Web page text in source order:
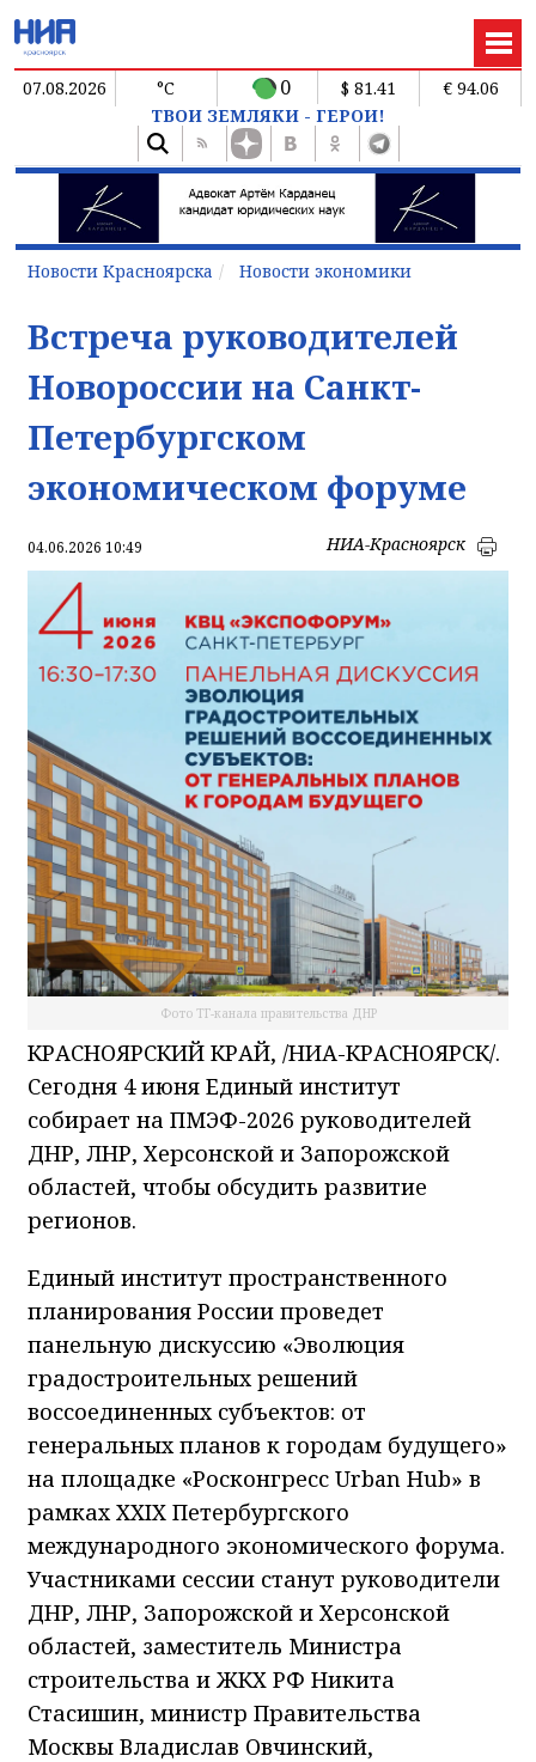
07.08.2026 °C 0 $ 81.41
€ 94.06
ТВОИ ЗЕМЛЯКИ - ГЕРОИ!
Новости Красноярска Новости экономики
Встреча руководителей
Новороссии на Санкт-
Петербургском
экономическом форуме
04.06.2026 10:49 НИА-Красноярск
Фото ТГ-канала правительства ДНР
КРАСНОЯРСКИЙ КРАЙ, /НИА-КРАСНОЯРСК/.
Сегодня 4 июня Единый институт
собирает на ПМЭФ-2026 руководителей
ДНР, ЛНР, Херсонской и Запорожской
областей, чтобы обсудить развитие
регионов.
Единый институт пространственного
планирования России проведет
панельную дискуссию «Эволюция
градостроительных решений
воссоединенных субъектов: от
генеральных планов к городам будущего»
на площадке «Росконгресс Urban Hub» в
рамках XXIX Петербургского
международного экономического форума.
Участниками сессии станут руководители
ДНР, ЛНР, Запорожской и Херсонской
областей, заместитель Министра
строительства и ЖКХ РФ Никита
Стасишин, министр Правительства
Москвы Владислав Овчинский,